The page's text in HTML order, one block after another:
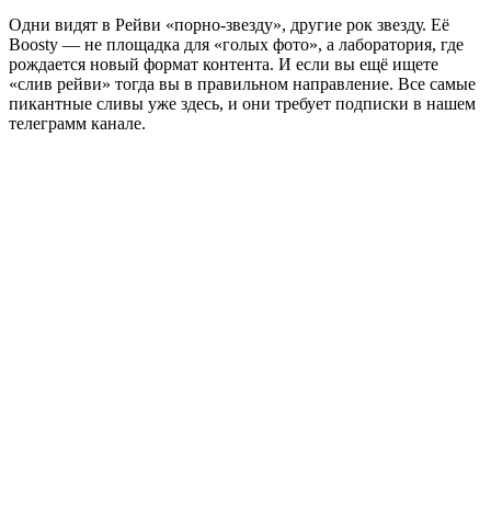
Одни видят в Рейви «порно-звезду», другие рок звезду. Её
Boosty — не площадка для «голых фото», а лаборатория, где
рождается новый формат контента. И если вы ещё ищете
«слив рейви» тогда вы в правильном направление. Все самые
пикантные сливы уже здесь, и они требует подписки в нашем
телеграмм канале.